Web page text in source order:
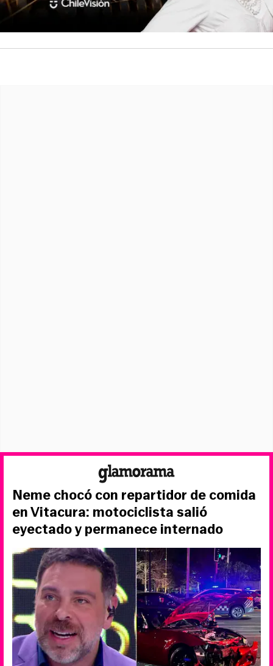
Neme chocó con repartidor de comida
en Vitacura: motociclista salió
eyectado y permanece internado